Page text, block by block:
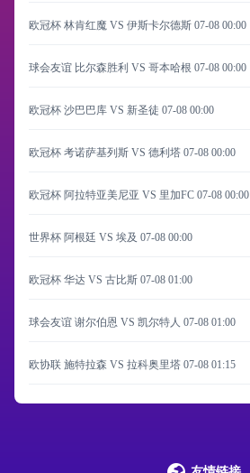
欧冠杯 林肯红魔 VS 伊斯卡尔德斯 07-08 00:00
球会友谊 比尔森胜利 VS 哥本哈根 07-08 00:00
欧冠杯 沙巴巴库 VS 新圣徒 07-08 00:00
欧冠杯 考诺萨基列斯 VS 德利塔 07-08 00:00
欧冠杯 阿拉特亚美尼亚 VS 里加FC 07-08 00:00
世界杯 阿根廷 VS 埃及 07-08 00:00
欧冠杯 华达 VS 古比斯 07-08 01:00
球会友谊 谢尔伯恩 VS 凯尔特人 07-08 01:00
欧协联 施特拉森 VS 拉科奥里塔 07-08 01:15